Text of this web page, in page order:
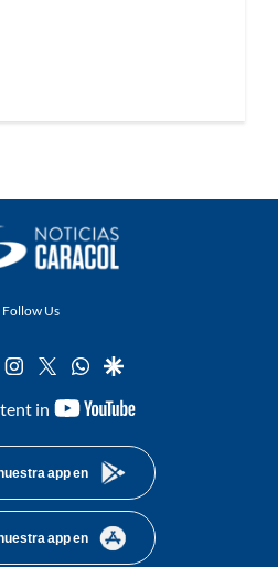
Follow Us
tiktok instagram
twitterwhatsapp
google
in
youtube-
app en
app en